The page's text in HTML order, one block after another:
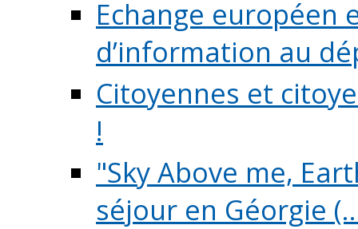
Echange européen
d’information au
Citoyennes et
!
"Sky Above me,
séjour en Géorgie